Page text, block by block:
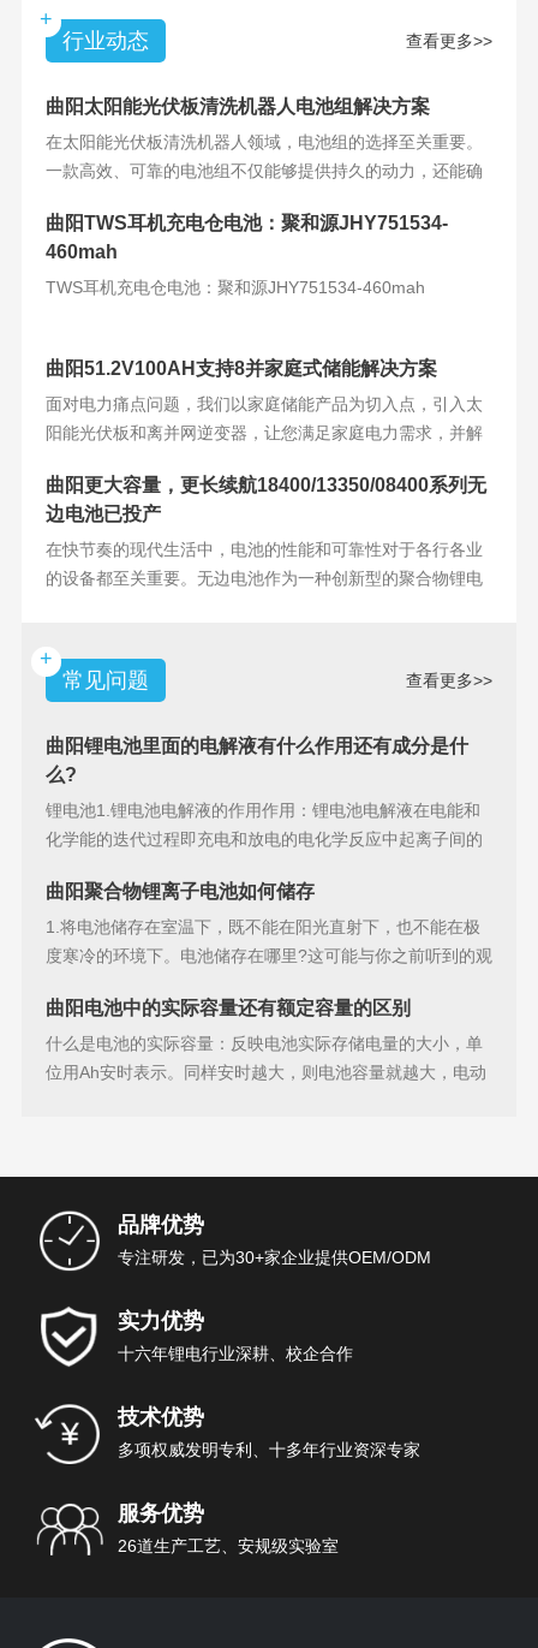
+
行业动态
查看更多>>
曲阳太阳能光伏板清洗机器人电池组解决方案
在太阳能光伏板清洗机器人领域，电池组的选择至关重要。
一款高效、可靠的电池组不仅能够提供持久的动力，还能确
曲阳TWS耳机充电仓电池：聚和源JHY751534-
460mah
TWS耳机充电仓电池：聚和源JHY751534-460mah
曲阳51.2V100AH支持8并家庭式储能解决方案
面对电力痛点问题，我们以家庭储能产品为切入点，引入太
阳能光伏板和离并网逆变器，让您满足家庭电力需求，并解
曲阳更大容量，更长续航18400/13350/08400系列无
边电池已投产
在快节奏的现代生活中，电池的性能和可靠性对于各行各业
的设备都至关重要。无边电池作为一种创新型的聚合物锂电
+
常见问题
查看更多>>
曲阳锂电池里面的电解液有什么作用还有成分是什
么?
锂电池1.锂电池电解液的作用作用：锂电池电解液在电能和
化学能的迭代过程即充电和放电的电化学反应中起离子间的
曲阳聚合物锂离子电池如何储存
1.将电池储存在室温下，既不能在阳光直射下，也不能在极
度寒冷的环境下。电池储存在哪里?这可能与你之前听到的观
曲阳电池中的实际容量还有额定容量的区别
什么是电池的实际容量：反映电池实际存储电量的大小，单
位用Ah安时表示。同样安时越大，则电池容量就越大，电动
品牌优势
专注研发，已为30+家企业提供OEM/ODM
实力优势
十六年锂电行业深耕、校企合作
技术优势
多项权威发明专利、十多年行业资深专家
服务优势
26道生产工艺、安规级实验室